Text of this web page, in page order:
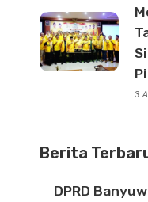
3
Berita
DPRD